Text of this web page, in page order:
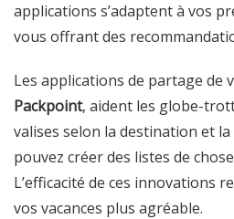
applications s’adaptent à vos
vous offrant des
Les applications de partage de
Packpoint, aident les globe-
valises selon la destination et
pouvez créer des listes de
L’efficacité de ces innovations
vos vacances plus agréable.